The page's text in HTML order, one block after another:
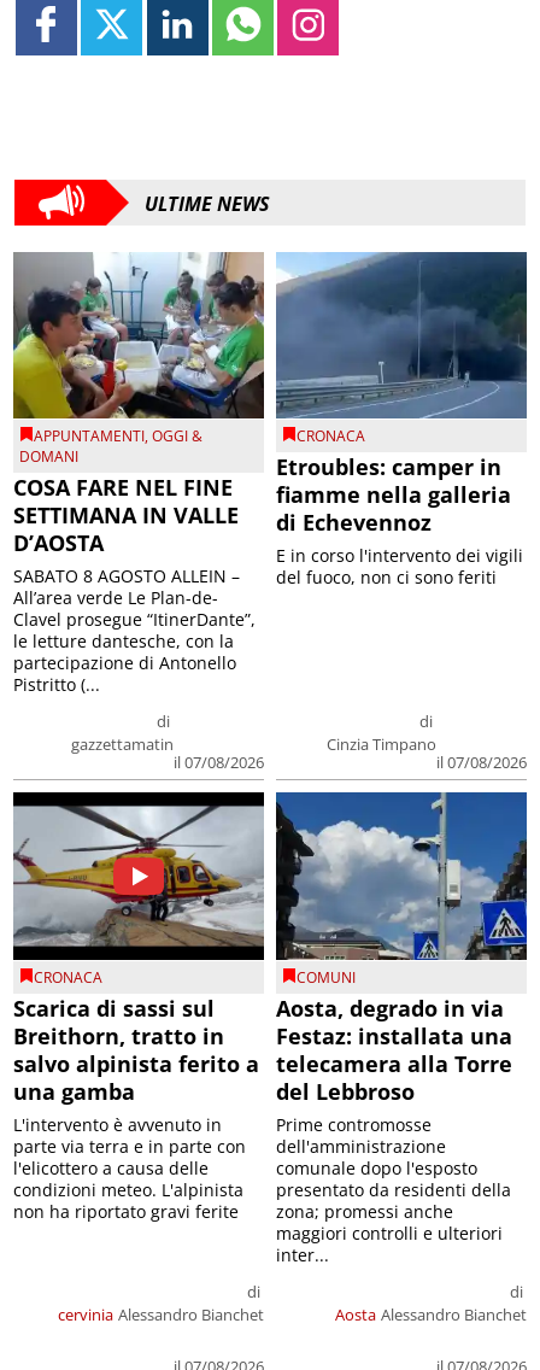
ULTIME NEWS
APPUNTAMENTI,OGGI &
DOMANI
COSA FARE NEL FINE
SETTIMANA IN VALLE
D’AOSTA
di
gazzettamatin
il 07/08/2026
SABATO 8 AGOSTO ALLEIN –
All’area verde Le Plan-de-
Clavel prosegue “ItinerDante”,
le letture dantesche, con la
partecipazione di Antonello
Pistritto (...
CRONACA
Etroubles: camper in
fiamme nella galleria
di Echevennoz
di
Cinzia Timpano
il 07/08/2026
E in corso l'intervento dei vigili
del fuoco, non ci sono feriti
CRONACA
Scarica di sassi sul
Breithorn, tratto in
salvo alpinista ferito a
una gamba
cervinia
di
Alessandro Bianchet
L'intervento è avvenuto in
parte via terra e in parte con
l'elicottero a causa delle
condizioni meteo. L'alpinista
non ha riportato gravi ferite
COMUNI
Aosta, degrado in via
Festaz: installata una
telecamera alla Torre
del Lebbroso
Aosta
di
Alessandro Bianchet
Prime contromosse
dell'amministrazione
comunale dopo l'esposto
presentato da residenti della
zona; promessi anche
maggiori controlli e ulteriori
inter...